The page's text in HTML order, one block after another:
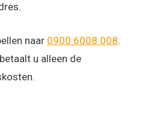
naar 0900 6008 008.
u alleen de